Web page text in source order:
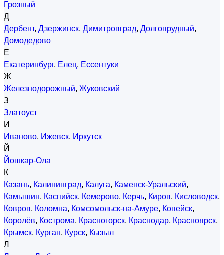
Грозный
Д
Дербент, Дзержинск, Димитровград, Долгопрудный,
Домодедово
Е
Екатеринбург, Елец, Ессентуки
Ж
Железнодорожный, Жуковский
З
Златоуст
И
Иваново, Ижевск, Иркутск
Й
Йошкар-Ола
К
Казань, Калининград, Калуга, Каменск-Уральский,
Камышин, Каспийск, Кемерово, Керчь, Киров, Кисловодск,
Ковров, Коломна, Комсомольск-на-Амуре, Копейск,
Королёв, Кострома, Красногорск, Краснодар, Красноярск,
Крымск, Курган, Курск, Кызыл
Л